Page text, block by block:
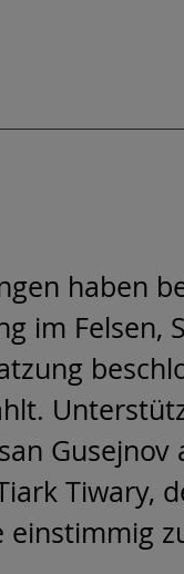
haben
im Felsen,
Gusejnov
Tiwary,
einstimmig